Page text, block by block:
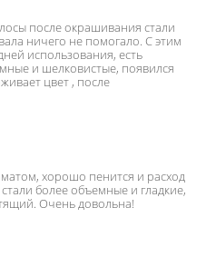
после окрашивания стали
ничего не помогало. С этим
использования, есть
и шелковистые, появился
цвет , после
хорошо пенится и расход
более объемные и гладкие,
Очень довольна!